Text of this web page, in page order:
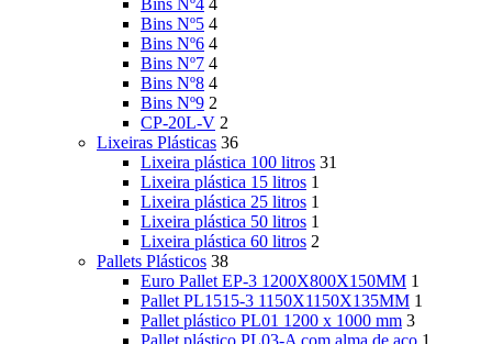
Bins Nº4 4
Bins Nº5 4
Bins Nº6 4
Bins Nº7 4
Bins Nº8 4
Bins Nº9 2
CP-20L-V 2
Lixeiras Plásticas 36
Lixeira plástica 100 litros 31
Lixeira plástica 15 litros 1
Lixeira plástica 25 litros 1
Lixeira plástica 50 litros 1
Lixeira plástica 60 litros 2
Pallets Plásticos 38
Euro Pallet EP-3 1200X800X150MM 1
Pallet PL1515-3 1150X1150X135MM 1
Pallet plástico PL01 1200 x 1000 mm 3